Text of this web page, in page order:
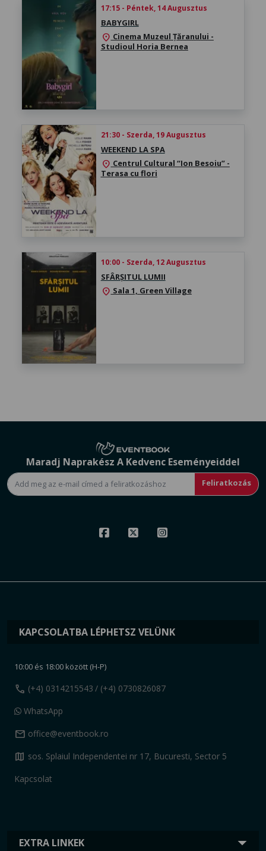
17:15 - Péntek, 14 Augusztus
BABYGIRL
location_on Cinema Muzeul Țăranului -
Studioul Horia Bernea
21:30 - Szerda, 19 Augusztus
WEEKEND LA SPA
location_on Centrul Cultural “Ion Besoiu” -
Terasa cu flori
10:00 - Szerda, 12 Augusztus
SFÂRȘITUL LUMII
location_on Sala 1, Green Village
Maradj Naprakész A Kedvenc Eseményeiddel
Feliratkozás
EXTRA LINKEK
KAPCSOLATBA LÉPHETSZ VELÜNK
10:00 és 18:00 között (H-P)
call (+4) 0314215543 / (+4) 0730826087
WhatsApp
mail office@eventbook.ro
map sos. Splaiul Independentei nr 17, Bucuresti, Sector 5
Kapcsolat